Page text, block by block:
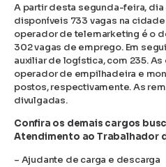
A partir desta segunda-feira, dia
disponíveis 733 vagas na
operador de telemarketing é o
302 vagas de emprego. Em
auxiliar de logística, com 235.
operador de empilhadeira e
postos, respectivamente. As
divulgadas.
Confira os demais cargos
Atendimento ao Trabalhador
– Ajudante de carga e descarga